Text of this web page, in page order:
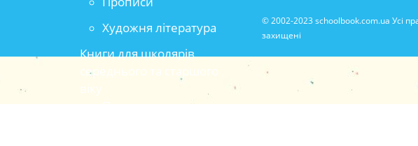
Художня література
Книги для школярів
середнього та старшого
© 2002-2023 schoolbook.com.ua Усі
захищені